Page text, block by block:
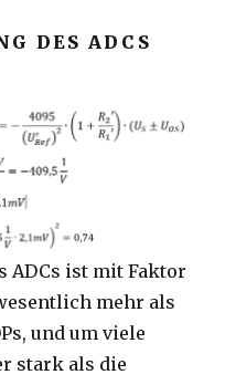
DES ADCS
ADCs ist mit Faktor
mehr als
und um viele
stark als die